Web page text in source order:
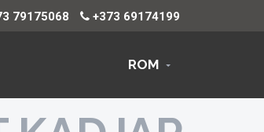
79175068 +373 69174199
ROM